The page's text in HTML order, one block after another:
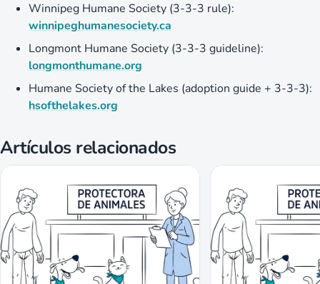
Winnipeg Humane Society (3-3-3 rule):
winnipeghumanesociety.ca
Longmont Humane Society (3-3-3 guideline):
longmonthumane.org
Humane Society of the Lakes (adoption guide + 3-3-3):
hsofthelakes.org
Artículos relacionados